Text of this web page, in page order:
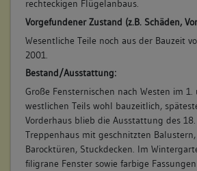
Erdgeschoss
Obergeschoss(e)
Ausstattung
8. Bauphase:
(1900 - 2001)
Geringe Veränderungen, die im
sanitären Erneuerungen stehen.
Betroffene Gebäudeteile:
rechteckigen Flügelanbaus.
Vorgefundener Zustand (z.B. Schäden,
Wesentliche Teile noch aus der Bauzeit
2001.
Bestand/Ausstattung:
Große Fensternischen nach Westen im 1.
westlichen Teils wohl bauzeitlich,
Vorderhaus blieb die Ausstattung des
Treppenhaus mit geschnitzten
Barocktüren, Stuckdecken. Im
filigrane Fenster sowie farbige